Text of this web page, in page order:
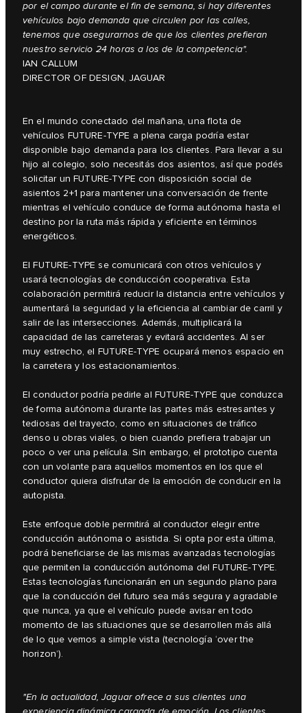
por el campo durante el fin de semana, si hay diferentes
vehículos bajo demanda que circulen por las calles,
tenemos que asegurarnos de que los clientes prefieran
nuestro servicio 24 horas a los de la competencia".
IAN CALLUM
DIRECTOR OF DESIGN, JAGUAR
En el mundo conectado del mañana, una flota de
vehículos FUTURE-TYPE a plena carga podría estar
disponible bajo demanda para los clientes. Para llevar a su
hijo al colegio, solo necesitás dos asientos, así que podés
solicitar un FUTURE-TYPE con disposición social de
asientos 2+1 para mantener una conversación de frente
mientras el vehículo conduce de forma autónoma hasta el
destino por la ruta más rápida y eficiente en términos
energéticos.
El FUTURE-TYPE se comunicará con otros vehículos y
usará tecnologías de conducción cooperativa. Esta
colaboración permitirá reducir la distancia entre vehículos y
aumentará la seguridad y la eficiencia al cambiar de carril y
salir de las intersecciones. Además, multiplicará la
capacidad de las carreteras y evitará accidentes. Al ser
muy estrecho, el FUTURE-TYPE ocupará menos espacio en
la carretera y los estacionamientos.
El conductor podría pedirle al FUTURE-TYPE que conduzca
de forma autónoma durante las partes más estresantes y
tediosas del trayecto, como en situaciones de tráfico
denso u obras viales, o bien cuando prefiera trabajar un
poco o ver una película. Sin embargo, el prototipo cuenta
con un volante para aquellos momentos en los que el
conductor quiera disfrutar de la emoción de conducir en la
autopista.
Este enfoque doble permitirá al conductor elegir entre
conducción autónoma o asistida. Si opta por esta última,
podrá beneficiarse de las mismas avanzadas tecnologías
que permiten la conducción autónoma del FUTURE-TYPE.
Estas tecnologías funcionarán en un segundo plano para
que la conducción del futuro sea más segura y agradable
que nunca, ya que el vehículo puede avisar en todo
momento de las situaciones que se desarrollen más allá
de lo que vemos a simple vista (tecnología ‘over the
horizon’).
"En la actualidad, Jaguar ofrece a sus clientes una